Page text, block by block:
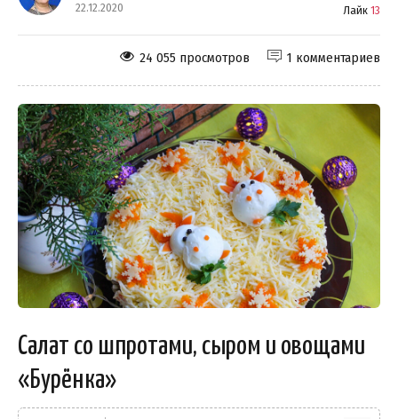
22.12.2020 Лайк 13
1 комментариев
24 055 просмотров
Салат со шпротами, сыром и овощами
«Бурёнка»